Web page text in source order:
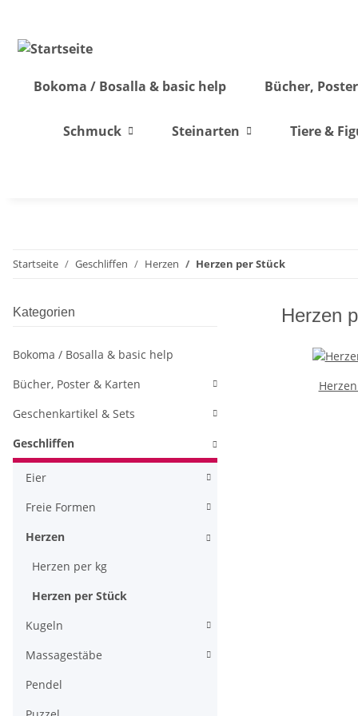
Bokoma / Bosalla & basic help Bücher,
Schmuck Steinarten Tiere &
Startseite Geschliffen Herzen Herzen per Stück
Herzen
Kategorien
Bokoma / Bosalla & basic help
Bücher, Poster & Karten
Geschenkartikel & Sets
Geschliffen
Eier
Freie Formen
Herzen
Herzen per kg
Herzen per Stück
Kugeln
Massagestäbe
Pendel